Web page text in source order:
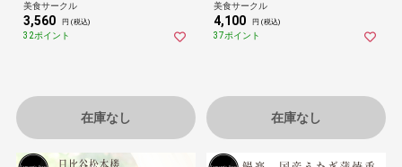
美食サークル
3,560 円 (税込)
32ポイント
在庫なし
美食サークル
4,100 円 (税込)
37ポイント
在庫なし